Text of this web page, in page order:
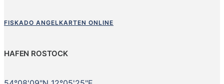
FISKADO ANGELKARTEN ONLINE
HAFEN ROSTOCK